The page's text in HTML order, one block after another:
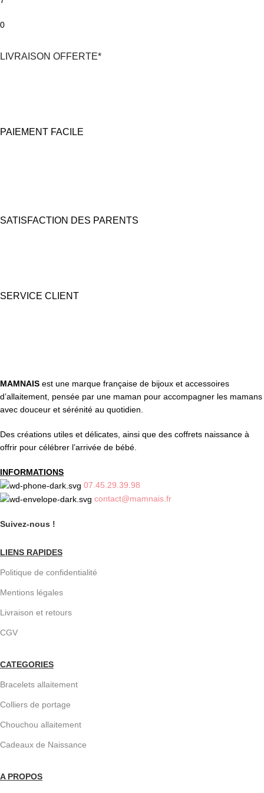
0
LIVRAISON OFFERTE*
PAIEMENT FACILE
SATISFACTION DES PARENTS
SERVICE CLIENT
MAMNAIS est une marque française de bijoux et accessoires
d’allaitement, pensée par une maman pour accompagner les mamans
avec douceur et sérénité au quotidien.
Des créations utiles et délicates, ainsi que des coffrets naissance à
offrir pour célébrer l’arrivée de bébé.
INFORMATIONS
07.45.29.39.98
contact@mamnais.fr
Suivez-nous !
LIENS RAPIDES
Politique de confidentialité
Mentions légales
Livraison et retours
CGV
CATEGORIES
Bracelets allaitement
Colliers de portage
Chouchou allaitement
Cadeaux de Naissance
A PROPOS